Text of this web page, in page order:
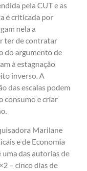
pela CUT e as
é criticada por
nela a
ter de contratar
do argumento de
à estagnação
inverso. A
das escalas podem
consumo e criar
Marilane
e de Economia
das autorias de
– cinco dias de